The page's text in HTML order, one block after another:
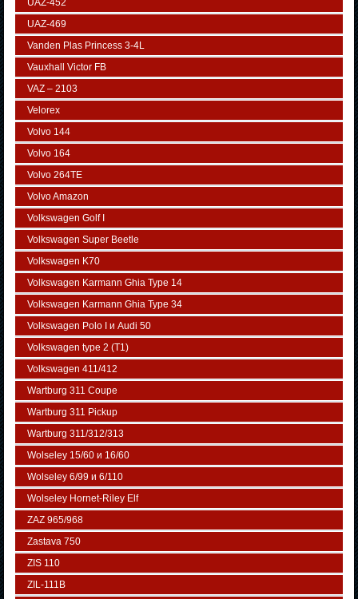
UAZ-452
UAZ-469
Vanden Plas Princess 3-4L
Vauxhall Victor FB
VAZ – 2103
Velorex
Volvo 144
Volvo 164
Volvo 264TE
Volvo Amazon
Volkswagen Golf I
Volkswagen Super Beetle
Volkswagen K70
Volkswagen Karmann Ghia Type 14
Volkswagen Karmann Ghia Type 34
Volkswagen Polo I и Audi 50
Volkswagen typе 2 (Т1)
Volkswagen 411/412
Wartburg 311 Coupe
Wartburg 311 Pickup
Wartburg 311/312/313
Wolseley 15/60 и 16/60
Wolseley 6/99 и 6/110
Wolseley Hornet-Riley Elf
ZAZ 965/968
Zastava 750
ZIS 110
ZIL-111В